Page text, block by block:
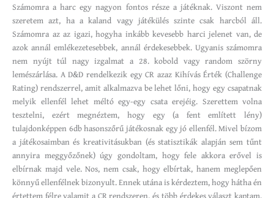
Számomra a harc egy nagyon fontos része a játéknak. Viszont nem
szeretem azt, ha a kaland vagy játékülés szinte csak harcból áll.
Számomra az az igazi, hogyha inkább kevesebb harci jelenet van, de
azok annál emlékezetesebbek, annál érdekesebbek. Ugyanis számomra
nem nyújt túl nagy izgalmat a 28. kobold vagy random szörny
lemészárlása. A D&D rendelkezik egy CR azaz Kihívás Érték (Challenge
Rating) rendszerrel, amit alkalmazva be lehet lőni, hogy egy csapatnak
melyik ellenfél lehet méltó egy-egy csata erejéig. Szerettem volna
tesztelni, ezért megnéztem, hogy egy (a fent említett lény)
tulajdonképpen 6db hasonszőrű játékosnak egy jó ellenfél. Mivel bízom
a játékosaimban és kreativitásukban (és statisztikák alapján sem tűnt
annyira meggyőzőnek) úgy gondoltam, hogy fele akkora erővel is
elbírnak majd vele. Nos, nem csak, hogy elbírtak, hanem meglepően
könnyű ellenfélnek bizonyult. Ennek utána is kérdeztem, hogy hátha én